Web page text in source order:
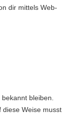
dir mittels Web-
bleiben.
diese Weise musst